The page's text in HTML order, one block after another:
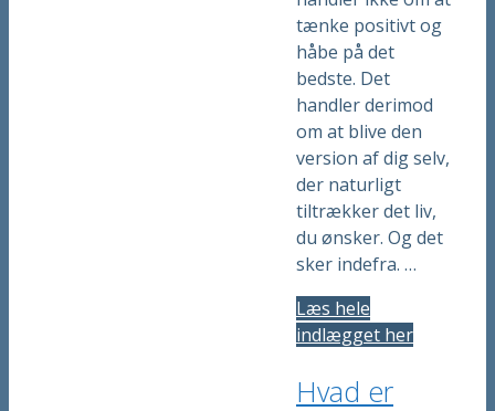
tænke positivt og
håbe på det
bedste. Det
handler derimod
om at blive den
version af dig selv,
der naturligt
tiltrækker det liv,
du ønsker. Og det
sker indefra. …
Læs hele
indlægget her
Hvad er